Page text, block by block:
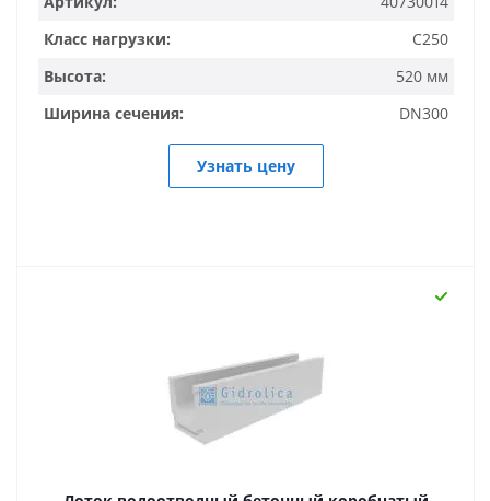
Класс нагрузки:
C250
Высота:
520 мм
Ширина сечения:
DN300
Узнать цену